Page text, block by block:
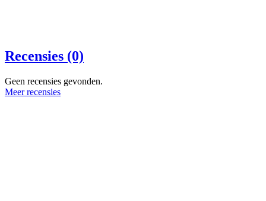
Recensies (0)
Geen recensies gevonden.
Meer recensies